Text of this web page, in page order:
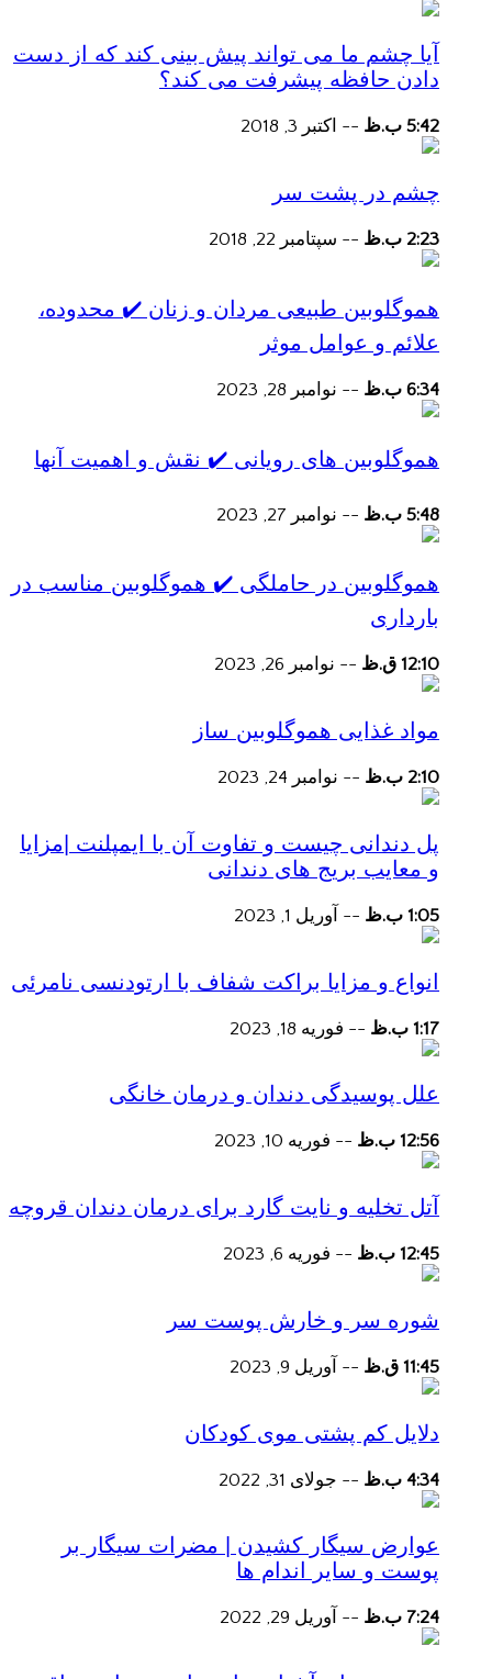
آیا چشم ما می تواند پیش بینی کند که از دست
دادن حافظه پیشرفت می کند؟
5:42 ب.ظ -- اکتبر 3, 2018
چشم در پشت سر
2:23 ب.ظ -- سپتامبر 22, 2018
هموگلوبین طبیعی مردان و زنان ✔️ محدوده،
علائم و عوامل موثر
6:34 ب.ظ -- نوامبر 28, 2023
هموگلوبین های رویانی ✔️ نقش و اهمیت آنها
5:48 ب.ظ -- نوامبر 27, 2023
هموگلوبین در حاملگی ✔️ هموگلوبین مناسب در
بارداری
12:10 ق.ظ -- نوامبر 26, 2023
مواد غذایی هموگلوبین ساز
2:10 ب.ظ -- نوامبر 24, 2023
پل دندانی چیست و تفاوت آن با ایمپلنت |مزایا
و معایب بریج های دندانی
1:05 ب.ظ -- آوریل 1, 2023
انواع و مزایا براکت شفاف با ارتودنسی نامرئی
1:17 ب.ظ -- فوریه 18, 2023
علل پوسیدگی دندان و درمان خانگی
12:56 ب.ظ -- فوریه 10, 2023
آتل تخلیه و نایت گارد برای درمان دندان قروچه
12:45 ب.ظ -- فوریه 6, 2023
شوره سر و خارش پوست سر
11:45 ق.ظ -- آوریل 9, 2023
دلایل کم پشتی موی کودکان
4:34 ب.ظ -- جولای 31, 2022
عوارض سیگار کشیدن | مضرات سیگار بر
پوست و سایر اندام ها
7:24 ب.ظ -- آوریل 29, 2022